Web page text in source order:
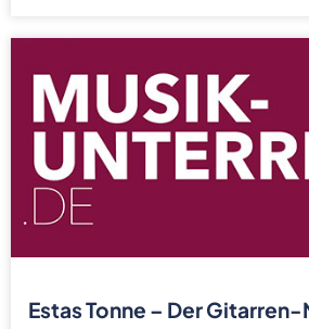
Estas Tonne – Der